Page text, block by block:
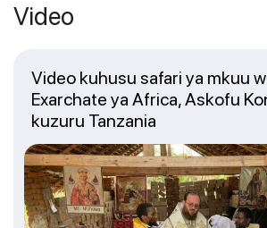
Video
Video kuhusu safari ya mkuu
Exarchate ya Africa, Askofu
kuzuru Tanzania